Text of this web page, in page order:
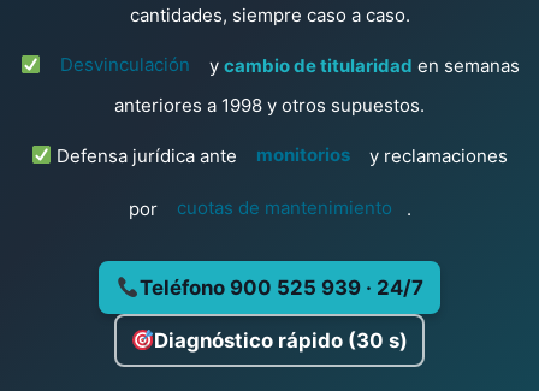
cantidades, siempre caso a caso.
Desvinculación y cambio de titularidad en semanas
anteriores a 1998 y otros supuestos.
Defensa jurídica ante monitorios y reclamaciones
por cuotas de mantenimiento .
Teléfono 900 525 939 · 24/7
Diagnóstico rápido (30 s)